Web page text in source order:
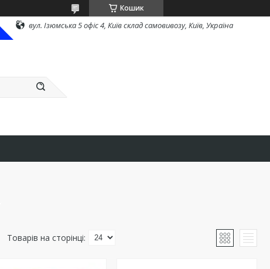
Кошик
вул. Ізюмська 5 офіс 4, Київ склад самовивозу, Київ, Україна